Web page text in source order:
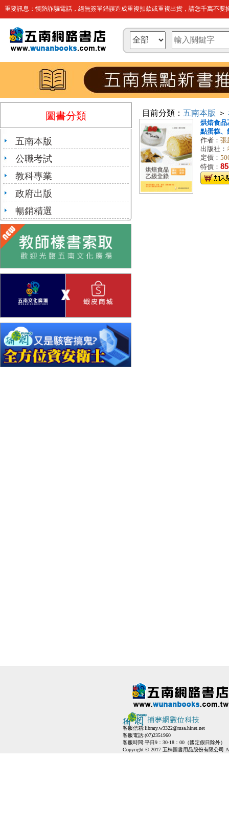
重要訊息：慎防詐騙電話，絕無簽單錯誤造成重複扣款或重複出貨，請您千萬不要
圖書分類
五南本版
公職考試
教科專業
政府出版
暢銷精選
目前分類： 五南本版 ＞
烘焙食品
點蛋糕、
作者： 張
出版社：
定價：
特價： 85
客服信箱:library.w3322@msa.hinet.net
客服電話:(07)2351960
客服時間:平日9：30-18：00（國定假日除外）
Copyright © 2017 五楠圖書用品股份有限公司